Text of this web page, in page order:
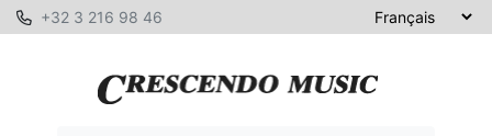
+32 3 216 98 46